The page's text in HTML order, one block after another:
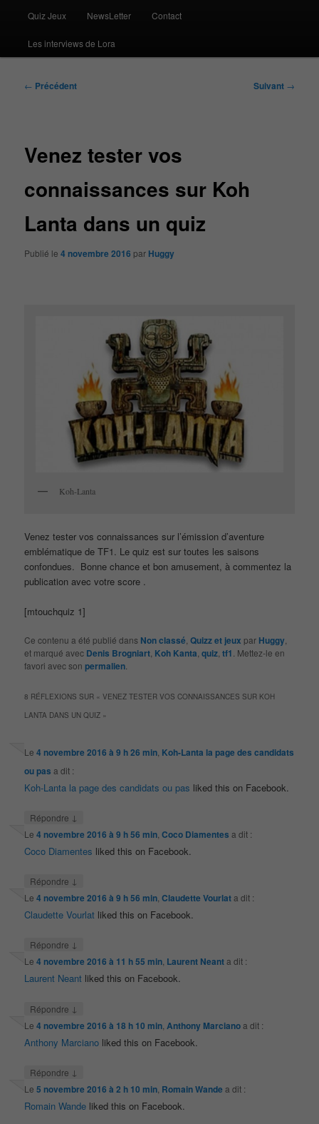
Quiz Jeux NewsLetter Contact
Les interviews de Lora
Navigation
← Précédent Suivant →
Venez tester vos
connaissances sur Koh
Lanta dans un quiz
Publié le4 novembre 2016 par Huggy
Koh-Lanta
Venez tester vos connaissances sur l’émission d’aventure
emblématique de TF1. Le quiz est sur toutes les saisons
confondues. Bonne chance et bon amusement, à commentez la
publication avec votre score .
[mtouchquiz 1]
Ce contenu a été publié dans Non classé ,Quizz et jeux par Huggy
et marqué avec Denis Brogniart Koh Kanta ,quiz ,tf1 . Mettez-le en
favori avec sonpermalien
8 RÉFLEXIONS SUR «VENEZ TESTER VOS CONNAISSANCES SUR KOH
LANTA DANS UN QUIZ »
Le4 novembre 2016 à 9 h 26 min Koh-Lanta la page des candidats
ou pas a dit :
Koh-Lanta la page des candidats ou pas liked this on Facebook.
Répondre ↓
Le4 novembre 2016 à 9 h 56 min ,Coco Diamentes a dit :
Coco Diamentes liked this on Facebook.
Répondre ↓
Le4 novembre 2016 à 9 h 56 min ,Claudette Vourlata dit :
Claudette Vourlat liked this on Facebook.
Répondre ↓
Le4 novembre 2016 à 11 h 55 min, Laurent Neanta dit :
Laurent Neant liked this on Facebook.
Répondre ↓
Le4 novembre 2016 à 18 h 10 min Anthony Marcianoa dit :
Anthony Marciano liked this on Facebook.
Répondre ↓
Le5 novembre 2016 à 2 h 10 min Romain Wande a dit :
Romain Wande liked this on Facebook.